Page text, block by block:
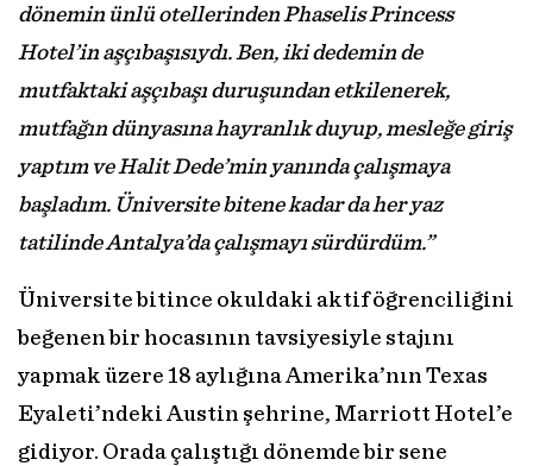
dönemin ünlü otellerinden Phaselis Princess
Hotel’in aşçıbaşısıydı. Ben, iki dedemin de
mutfaktaki aşçıbaşı duruşundan etkilenerek,
mutfağın dünyasına hayranlık duyup, mesleğe giriş
yaptım ve Halit Dede’min yanında çalışmaya
başladım. Üniversite bitene kadar da her yaz
tatilinde Antalya’da çalışmayı sürdürdüm.”
Üniversite bitince okuldaki aktif öğrenciliğini
beğenen bir hocasının tavsiyesiyle stajını
yapmak üzere 18 aylığına Amerika’nın Texas
Eyaleti’ndeki Austin şehrine, Marriott Hotel’e
gidiyor. Orada çalıştığı dönemde bir sene